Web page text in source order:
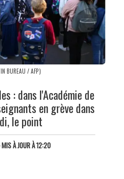
BUREAU / AFP)
: dans l'Académie de
en grève dans
le point
À JOUR À 12:20